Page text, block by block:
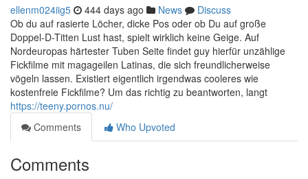
ellenm024iig5 444 days ago News
Discuss
Ob du auf rasierte Löcher, dicke Pos oder ob Du auf große
Doppel-D-Titten Lust hast, spielt wirklich keine Geige. Auf
Nordeuropas härtester Tuben Seite findet guy hierfür unzählige
Fickfilme mit magageilen Latinas, die sich freundlicherweise
vögeln lassen. Existiert eigentlich irgendwas cooleres wie
kostenfreie Fickfilme? Um das richtig zu beantworten, langt
https://teeny.pornos.nu/
Comments
Who Upvoted
Comments